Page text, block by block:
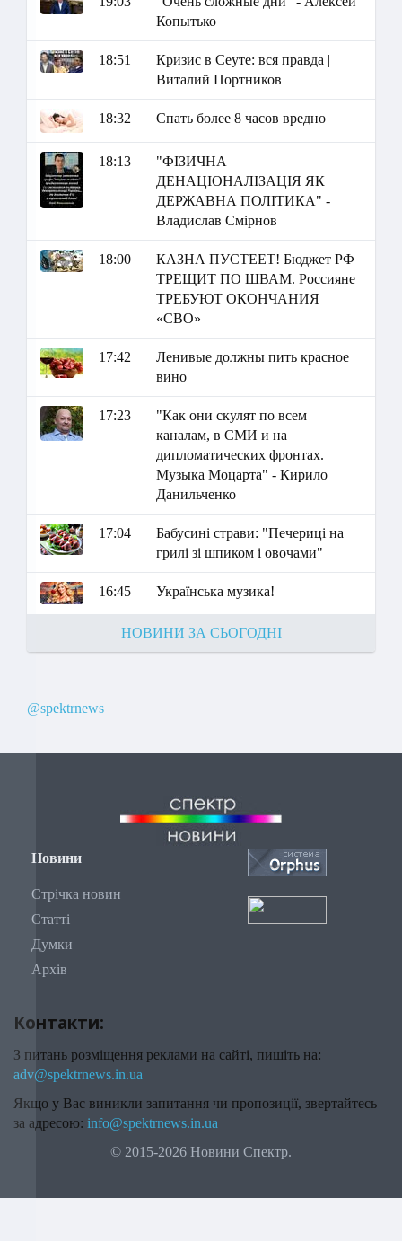
Копытько
18:51
Кризис в Сеуте: вся правда |
Виталий Портников
18:32 Спать более 8 часов вредно
18:13
"ФІЗИЧНА
ДЕНАЦІОНАЛІЗАЦІЯ ЯК
ДЕРЖАВНА ПОЛІТИКА" -
Владислав Смірнов
18:00
КАЗНА ПУСТЕЕТ! Бюджет РФ
ТРЕЩИТ ПО ШВАМ. Россияне
ТРЕБУЮТ ОКОНЧАНИЯ
«СВО»
17:42
Ленивые должны пить красное
вино
17:23
"Как они скулят по всем
каналам, в СМИ и на
дипломатических фронтах.
Музыка Моцарта" - Кирило
Данильченко
17:04
Бабусині страви: "Печериці на
грилі зі шпиком і овочами"
16:45 Українська музика!
НОВИНИ ЗА СЬОГОДНІ
@spektrnews
Новини
Стрічка новин
Статті
Думки
Архів
Контакти:
З питань розміщення реклами на сайті, пишіть на:
adv@spektrnews.in.ua
Якщо у Вас виникли запитання чи пропозиції, звертайтесь
за адресою: info@spektrnews.in.ua
© 2015-2026 Новини Спектр.